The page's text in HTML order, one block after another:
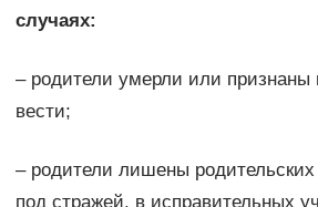
случаях:
– родители умерли или
вести;
– родители лишены родительских
под стражей, в исправительных